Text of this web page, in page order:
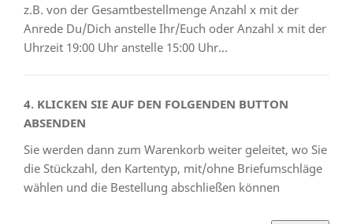
z.B. von der Gesamtbestellmenge Anzahl x mit der
Anrede Du/Dich anstelle Ihr/Euch oder Anzahl x mit der
Uhrzeit 19:00 Uhr anstelle 15:00 Uhr...
4. KLICKEN SIE AUF DEN FOLGENDEN BUTTON
ABSENDEN
Sie werden dann zum Warenkorb weiter geleitet, wo Sie
die Stückzahl, den Kartentyp, mit/ohne Briefumschläge
wählen und die Bestellung abschließen können